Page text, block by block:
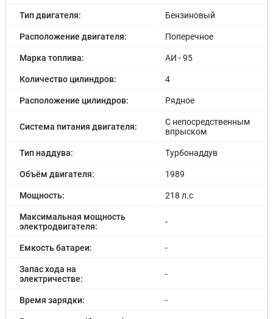
Тип двигателя: Бензиновый
Расположение двигателя: Поперечное
Марка топлива: АИ - 95
Количество цилиндров: 4
Расположение цилиндров: Рядное
Система питания двигателя:
С непосредственным
впрыском
Тип наддува: Турбонаддув
Объём двигателя: 1989
Мощность: 218 л.с
Максимальная мощность
электродвигателя:
-
Емкость батареи: -
Запас хода на
электричестве:
-
Время зарядки: -